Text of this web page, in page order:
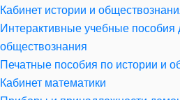
Кабинет истории и
Интерактивные учебные пособия
обществознания
Печатные пособия по истории и
Кабинет математики